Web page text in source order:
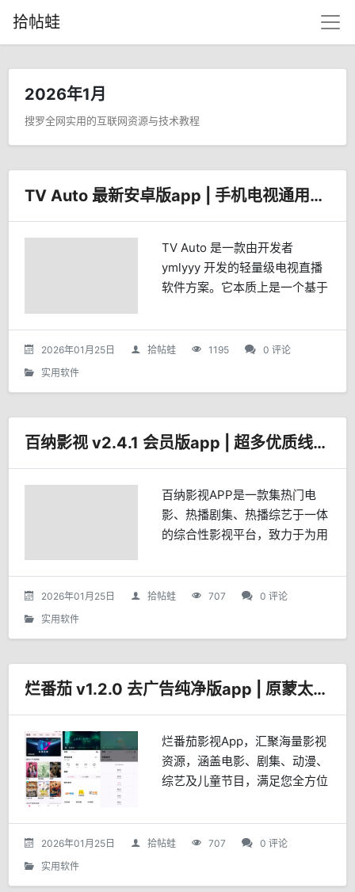
拾帖蛙
2026年1月
搜罗全网实用的互联网资源与技术教程
TV Auto 最新安卓版app | 手机电视通用的开源电视直播软件
TV Auto 是一款由开发者
ymlyyy 开发的轻量级电视直播
软件方案。它本质上是一个基于
器，旨在将网络上的各种视频直
播资源（网页链接）整合为简洁
2026年01月25日 拾帖蛙 1195
0 评论
实用软件
百纳影视 v2.4.1 会员版app | 超多优质线路，基于TVBox二次开发
百纳影视APP是一款集热门电
影、热播剧集、热播综艺于一体
的综合性影视平台，致力于为用
一、核心功能热门电影：百纳影
视APP汇聚了众多热门电影，如
2026年01月25日 拾帖蛙 707
0 评论
实用软件
烂番茄 v1.2.0 去广告纯净版app | 原蒙太奇影视
烂番茄影视App，汇聚海量影视
资源，涵盖电影、剧集、动漫、
综艺及儿童节目，满足您全方位
热播剧集，还是追求国际大片，
烂番茄影视都能为您提供丰富多
2026年01月25日 拾帖蛙 707
0 评论
实用软件